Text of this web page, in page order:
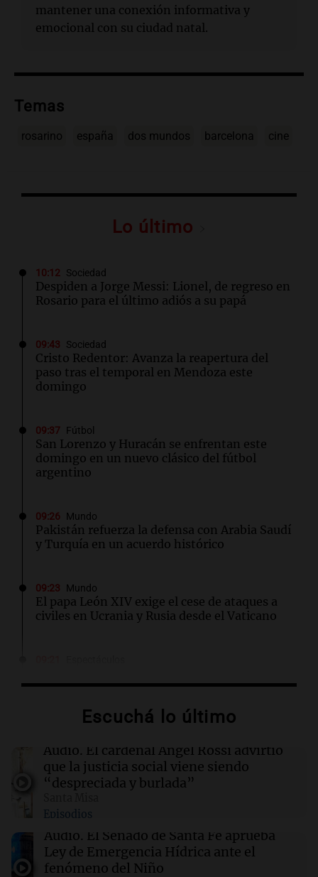
mantener una conexión informativa y
emocional con su ciudad natal.
Temas
rosarino españa dos mundos barcelona cine
Lo último
10:12 Sociedad
Despiden a Jorge Messi: Lionel, de regreso en
Rosario para el último adiós a su papá
09:43 Sociedad
Cristo Redentor: Avanza la reapertura del
paso tras el temporal en Mendoza este
domingo
09:37 Fútbol
San Lorenzo y Huracán se enfrentan este
domingo en un nuevo clásico del fútbol
argentino
09:26 Mundo
Pakistán refuerza la defensa con Arabia Saudí
y Turquía en un acuerdo histórico
09:23 Mundo
El papa León XIV exige el cese de ataques a
civiles en Ucrania y Rusia desde el Vaticano
su obra sobre 50 años en el teatro argentino
Un local en Dock Sud que hace reír a los chicos
a cambio de un pancho
El juicio a "Pity" Álvarez por el asesinato de
Cristian Díaz en Villa Lugano iniciará este
lunes
Escuchá lo último
Audio. El cardenal Ángel Rossi advirtió
que la justicia social viene siendo
“despreciada y burlada”
Episodios
Audio. El Senado de Santa Fe aprueba
Ley de Emergencia Hídrica ante el
fenómeno del Niño